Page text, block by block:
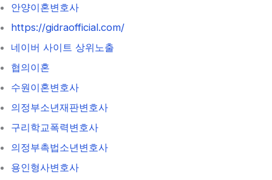
안양이혼변호사
https://gidraofficial.com/
네이버 사이트 상위노출
협의이혼
수원이혼변호사
의정부소년재판변호사
구리학교폭력변호사
의정부촉법소년변호사
용인형사변호사